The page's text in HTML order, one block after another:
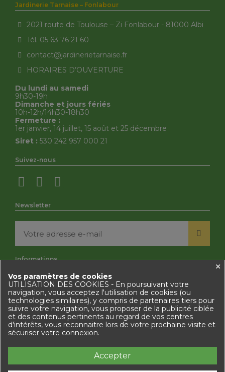
Jardinerie Tarnaise – Fonlabour
2021 route de Toulouse – Zi Fonlabour - 81000 Albi
Tél. 05 63 76 21 60
contact@jardinerietarnaise.fr
HORAIRES D’OUVERTURE
Du lundi au samedi
9h30-19h
Dimanche et jours fériés
10h-12h/14h30-18h30
Fermeture :
1er janvier, 14 juillet, 15 août et 25 décembre
Siret : 530 242 957 000 21
Suivez-nous
Newsletter
Informations
Mentions légales
Politique des cookies
Politique de Confidentialité
Conditions Générales de Vente
Contactez-nous
×
Vos paramètres de cookies
UTILISATION DES COOKIES - En poursuivant votre
navigation, vous acceptez l'utilisation de cookies (ou
technologies similaires), y compris de partenaires tiers pour
suivre votre navigation, vous proposer de la publicité ciblée
et des contenus pertinents au regard de vos centres
d'intérêts, vous reconnaitre lors de votre prochaine visite et
sécuriser votre connexion.
Accepter